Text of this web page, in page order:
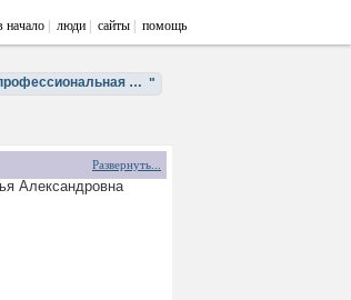
начало люди сайты помощь
AstroPro - профессиональная астрология. Обучение и консультации. "
Развернуть...
Александровна